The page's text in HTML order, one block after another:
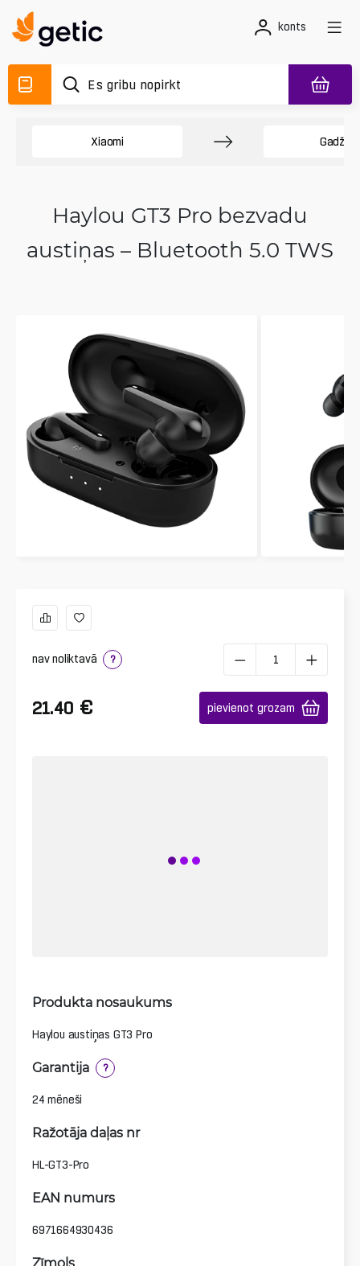
konts
Xiaomi Gadžeti
Haylou GT3 Pro bezvadu
austiņas – Bluetooth 5.0 TWS
nav noliktavā ?
21.40 € pievienot grozam
Produkta nosaukums
Haylou austiņas GT3 Pro
Garantija ?
24 mēneši
Ražotāja daļas nr
HL-GT3-Pro
EAN numurs
6971664930436
Zīmols